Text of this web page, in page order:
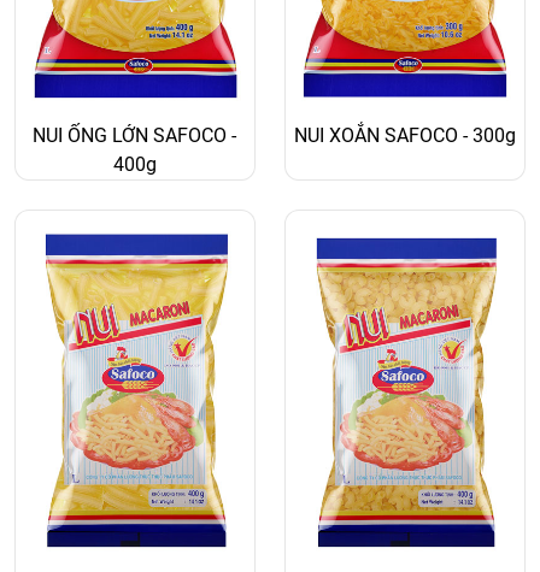
NUI ỐNG LỚN SAFOCO -
400g
NUI XOẮN SAFOCO - 300g